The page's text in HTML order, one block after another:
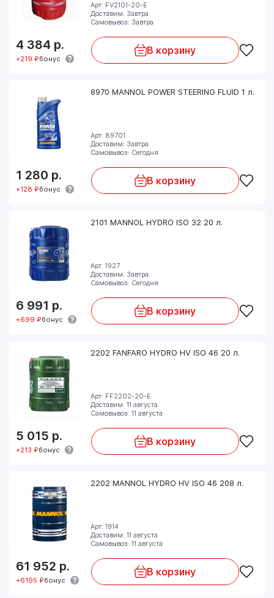
Арт: FV2101-20-E
Доставим: Завтра
Самовывоз: Завтра
4 384 р.
+219 ₽бонус
В корзину
8970 MANNOL POWER STEERING FLUID 1 л.
Арт: 89701
Доставим: Завтра
Самовывоз: Сегодня
1 280 р.
+128 ₽бонус
В корзину
2101 MANNOL HYDRO ISO 32 20 л.
Арт: 1927
Доставим: Завтра
Самовывоз: Сегодня
6 991 р.
+699 ₽бонус
В корзину
2202 FANFARO HYDRO HV ISO 46 20 л.
Арт: FF2202-20-E
Доставим: 11 августа
Самовывоз: 11 августа
5 015 р.
+213 ₽бонус
В корзину
2202 MANNOL HYDRO HV ISO 46 208 л.
Арт: 1914
Доставим: 11 августа
Самовывоз: 11 августа
61 952 р.
+6195 ₽бонус
В корзину